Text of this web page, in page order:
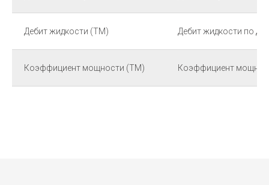
Дебит жидкости (ТМ) Дебит жидкости по
Коэффициент мощности (ТМ) Коэффициент